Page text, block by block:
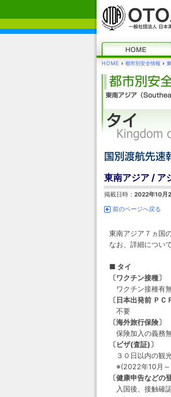
HOME › 都市別安全情報 ›
東南アジア / ア
掲載日時： 2022年10月
前のページへ戻る
東南アジア７ヵ国
なお、詳細につい
■ タイ
〔ワクチン接種〕
ワクチン接種有
〔日本出発前 ＰＣ
不要
〔海外旅行保険〕
保険加入の義務
〔ビザ(査証)〕
３０日以内の観
※(2022年10月～
〔健康申告などの
入国後、接触確